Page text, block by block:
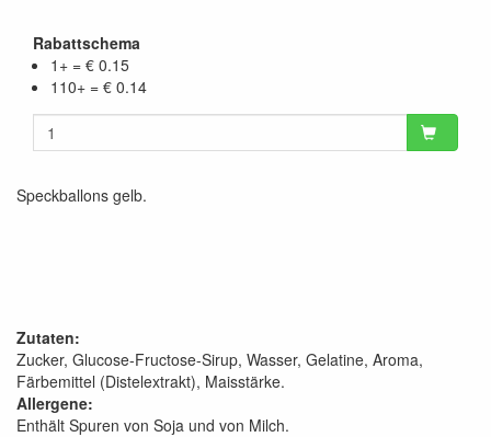
Rabattschema
1+ = € 0.15
110+ = € 0.14
Speckballons gelb.
Zutaten:
Zucker, Glucose-Fructose-Sirup, Wasser, Gelatine, Aroma,
Färbemittel (Distelextrakt), Maisstärke.
Allergene:
Enthält Spuren von Soja und von Milch.